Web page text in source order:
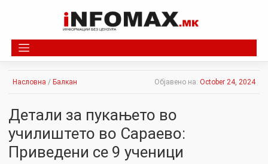
Насловна / Балкан Објавено на: October 24, 2024
Детали за пукањето во
училиштето во Сараево:
Приведени се 9 ученици